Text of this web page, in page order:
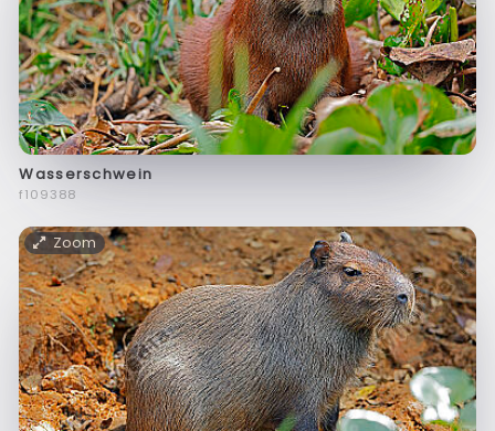
Wasserschwein
f109388
Zoom